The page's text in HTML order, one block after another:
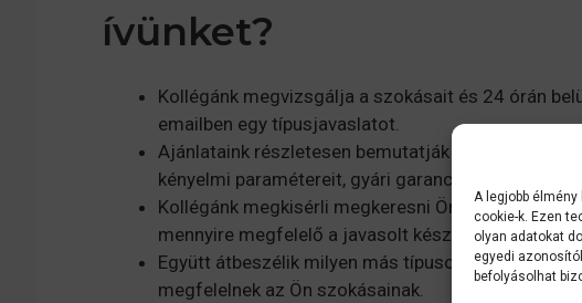
A legjobb
cookie-k. Ezen
olyan adatokat
egyedi
befolyásolhat
ívünket?
Kollégánk megvizsgálja a szokásait és 24 órán
emailben egy típusjavaslatot.
Ajánlataink részletesen bemutatják a típust annak,
kényelmi paramétereit, gyári garanciáját,
Kollégánk megkisérli megkeresni Önt telefonon –
mennyire megfelelő a javasolt készülék.
Együtt átbeszélik milyen más típusok jöhetnek
megfelelnek az Ön szokásainak.